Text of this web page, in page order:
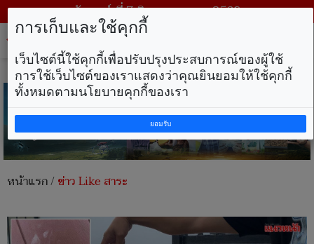
วันศุกร์ ที่ 7 สิงหาคม พ.ศ. 2569
หน้าแรก/ข่าว Like สาระ
การเก็บและใช้คุกกี้
เว็บไซต์นี้ใช้คุกกี้เพื่อปรับปรุงประสบการณ์ของผู้ใช้
การใช้เว็บไซต์ของเราแสดงว่าคุณยินยอมให้ใช้คุกกี้
ทั้งหมดตามนโยบายคุกกี้ของเรา
ยอมรับ